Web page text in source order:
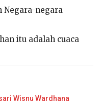
Negara-negara
itu adalah cuaca
Wisnu Wardhana